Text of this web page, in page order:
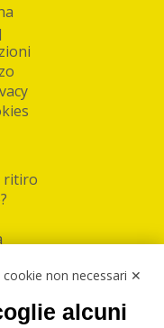
ritiro
cookie non necessari ✕
alcuni